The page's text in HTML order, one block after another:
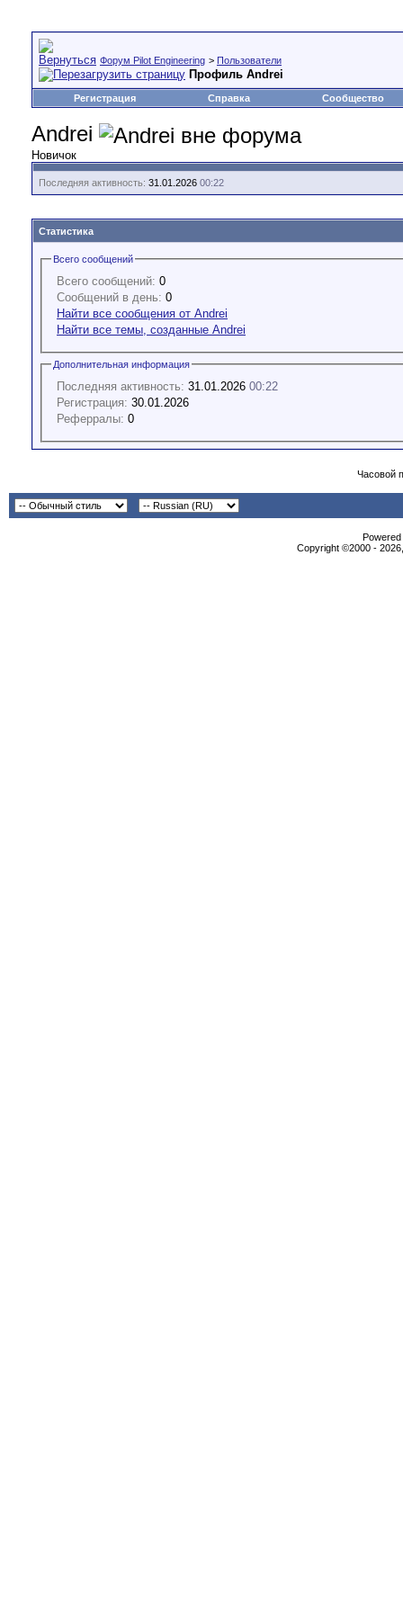
Форум Pilot Engineering > Пользователи
Профиль Andrei
Регистрация Справка Сообщество
Andrei
Новичок
Последняя активность: 31.01.2026 00:22
Статистика
Всего сообщений
Всего сообщений: 0
Сообщений в день: 0
Найти все сообщения от Andrei
Найти все темы, созданные Andrei
Дополнительная информация
Последняя активность: 31.01.2026 00:22
Регистрация: 30.01.2026
Реферралы: 0
Часовой
Copyright ©2000 -